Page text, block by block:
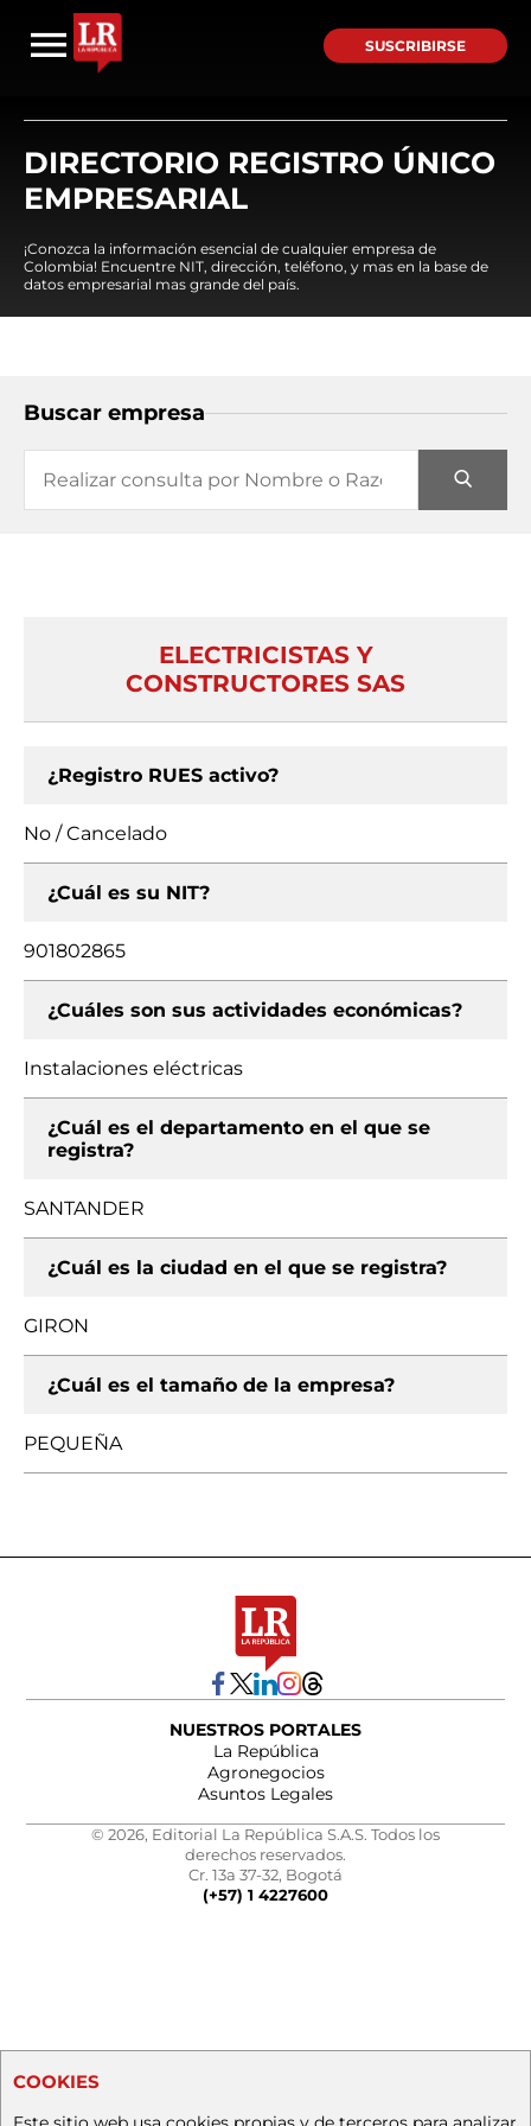
SUSCRIBIRSE
DIRECTORIO REGISTRO ÚNICO
EMPRESARIAL
¡Conozca la información esencial de cualquier empresa de
Colombia! Encuentre NIT, dirección, teléfono, y mas en la base de
datos empresarial mas grande del país.
Buscar empresa
ELECTRICISTAS Y
CONSTRUCTORES SAS
¿Registro RUES activo?
No / Cancelado
¿Cuál es su NIT?
901802865
¿Cuáles son sus actividades económicas?
Instalaciones eléctricas
¿Cuál es el departamento en el que se
registra?
SANTANDER
¿Cuál es la ciudad en el que se registra?
GIRON
¿Cuál es el tamaño de la empresa?
PEQUEÑA
NUESTROS PORTALES
La República
Agronegocios
Asuntos Legales
© 2026, Editorial La República S.A.S. Todos los
derechos reservados.
Cr. 13a 37-32, Bogotá
(+57) 1 4227600
COOKIES